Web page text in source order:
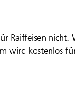
Raiffeisen nicht.
wird kostenlos